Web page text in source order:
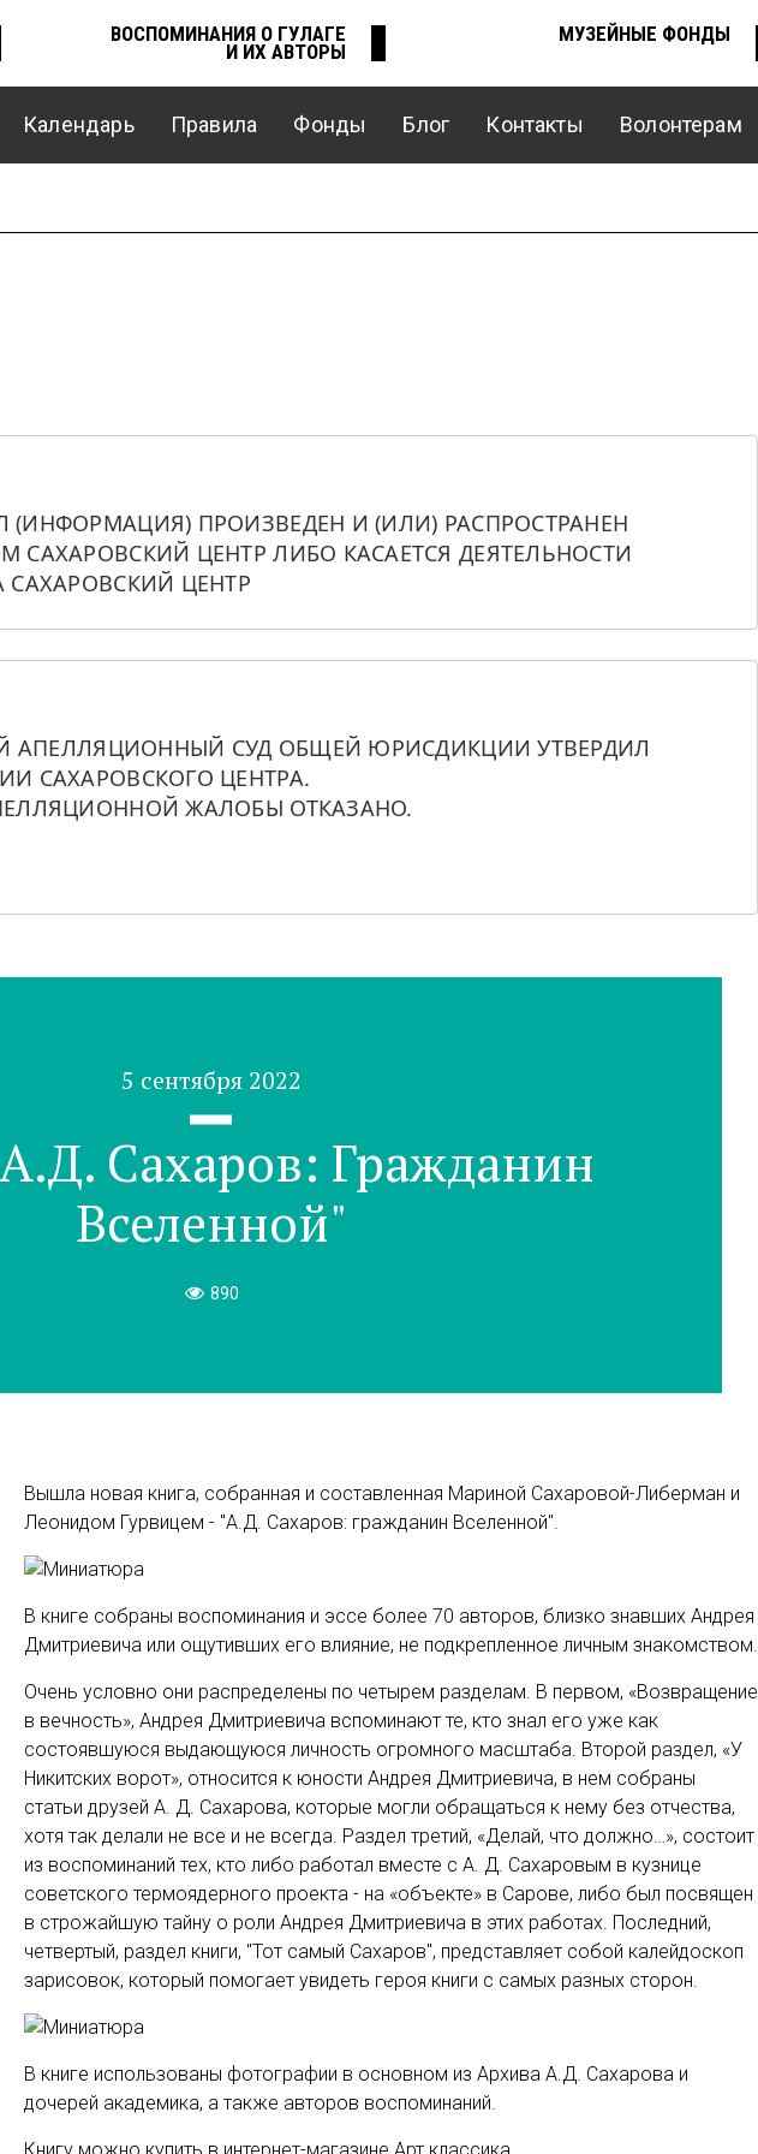
ВОСПОМИНАНИЯ О ГУЛАГЕ
И ИХ АВТОРЫ
МУЗЕЙНЫЕ ФОНДЫ
Календарь Правила Фонды Блог Контакты Волонтерам
ПРОИЗВЕДЕН И (ИЛИ) РАСПРОСТРАНЕН
САХАРОВСКИЙ ЦЕНТР ЛИБО КАСАЕТСЯ ДЕЯТЕЛЬНОСТИ
САХАРОВСКИЙ ЦЕНТР
АПЕЛЛЯЦИОННЫЙ СУД ОБЩЕЙ ЮРИСДИКЦИИ УТВЕРДИЛ
САХАРОВСКОГО ЦЕНТРА.
ЖАЛОБЫ ОТКАЗАНО.
Сахаров: Гражданин
Вселенной"
5 сентября 2022
890
Вышла новая книга, собранная и составленная Мариной Сахаровой-Либерман и
Леонидом Гурвицем - "А.Д. Сахаров: гражданин Вселенной".
В книге собраны воспоминания и эссе более 70 авторов, близко знавших Андрея
Дмитриевича или ощутивших его влияние, не подкрепленное личным знакомством.
Очень условно они распределены по четырем разделам. В первом, «Возвращение
в вечность», Андрея Дмитриевича вспоминают те, кто знал его уже как
состоявшуюся выдающуюся личность огромного масштаба. Второй раздел, «У
Никитских ворот», относится к юности Андрея Дмитриевича, в нем собраны
статьи друзей А. Д. Сахарова, которые могли обращаться к нему без отчества,
хотя так делали не все и не всегда. Раздел третий, «Делай, что должно…», состоит
из воспоминаний тех, кто либо работал вместе с А. Д. Сахаровым в кузнице
советского термоядерного проекта - на «объекте» в Сарове, либо был посвящен
в строжайшую тайну о роли Андрея Дмитриевича в этих работах. Последний,
четвертый, раздел книги, "Тот самый Сахаров", представляет собой калейдоскоп
зарисовок, который помогает увидеть героя книги с самых разных сторон.
В книге использованы фотографии в основном из Архива А.Д. Сахарова и
дочерей академика, а также авторов воспоминаний.